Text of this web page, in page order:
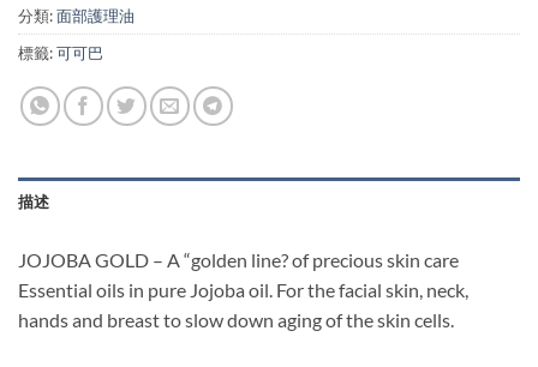
分類:面部護理油
標籤:可可巴
描述
JOJOBA GOLD – A “golden line? of precious skin care
Essential oils in pure Jojoba oil. For the facial skin, neck,
hands and breast to slow down aging of the skin cells.